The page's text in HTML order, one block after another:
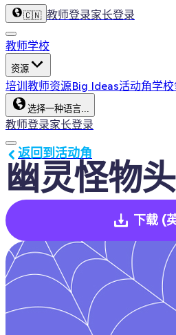
🇨🇳 教师登录家长登录
教师学校
资源
培训 教师资源Big Ideas活动角学
选择一种语言...
教师登录家长登录
幽灵怪物
返回到活动角
下载 (